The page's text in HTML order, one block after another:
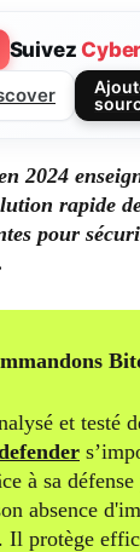
Suivez
2024
rapide
pour
et testé
à sa
absence
Il protège